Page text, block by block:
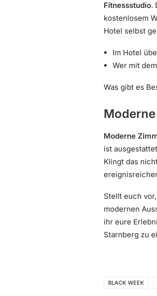
Fitnessstudio.
kostenlosem
Hotel selbst
Im Hotel
Wer mit
Was gibt es
Moderne
ist
Klingt das
Stellt euch
modernen
ihr eure
Starnberg zu
BLACK WEEK